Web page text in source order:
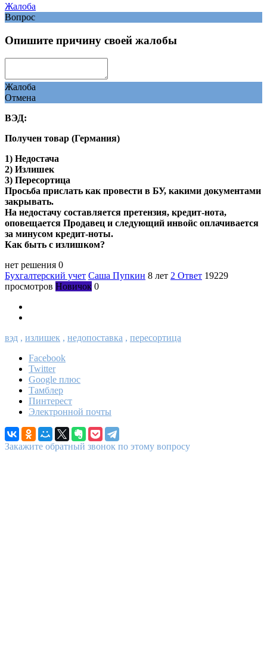
Жалоба
Вопрос
Опишите причину своей жалобы
Жалоба
Отмена
ВЭД:
Получен товар (Германия)
1) Недостача
2) Излишек
3) Пересортица
Просьба прислать как провести в БУ, какими документами
закрывать.
На недостачу составляется претензия, кредит-нота,
оповещается Продавец и следующий инвойс оплачивается
за минусом кредит-ноты.
Как быть с излишком?
нет решения 0
Бухгалтерский учет Саша Пупкин 8 лет 2 Ответ 19229
просмотров Новичок 0
вэд , излишек , недопоставка , пересортица
Facebook
Twitter
Google плюс
Тамблер
Пинтерест
Электронной почты
Закажите обратный звонок по этому вопросу